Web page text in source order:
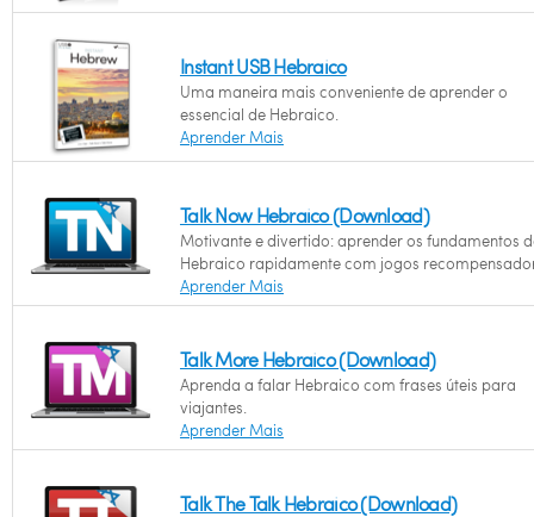
Instant USB Hebraico
Uma maneira mais conveniente de aprender o
essencial de Hebraico.
Aprender Mais
Talk Now Hebraico (Download)
Motivante e divertido: aprender os fundamentos
Hebraico rapidamente com jogos
Aprender Mais
Talk More Hebraico (Download)
Aprenda a falar Hebraico com frases úteis para
viajantes.
Aprender Mais
Talk The Talk Hebraico (Download)